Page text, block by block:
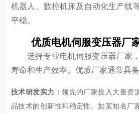
机器人、数控机床及自动化生产线
平稳。
优质电机伺服变压器厂
选择专业电机伺服变压器厂家
寿命和生产效率。优质厂家通常具
技术研发实力：领先的厂家投入大量资
品技术的创新性和稳定性。如某知名厂